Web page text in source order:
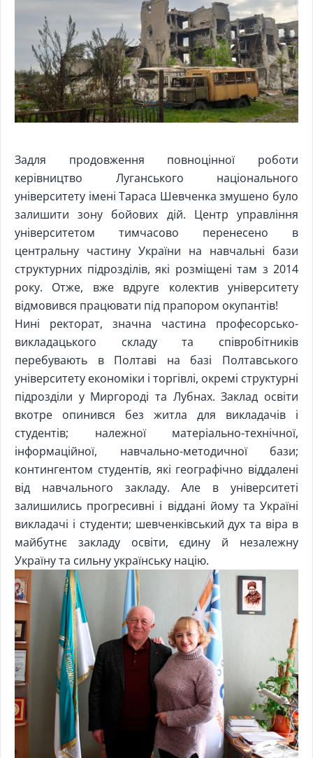
Задля продовження повноцінної роботи
керівництво Луганського національного
університету імені Тараса Шевченка змушено було
залишити зону бойових дій. Центр управління
університетом тимчасово перенесено в
центральну частину України на навчальні бази
структурних підрозділів, які розміщені там з 2014
року. Отже, вже вдруге колектив університету
відмовився працювати під прапором окупантів!
Нині ректорат, значна частина професорсько-
викладацького складу та співробітників
перебувають в Полтаві на базі Полтавського
університету економіки і торгівлі, окремі структурні
підрозділи у Миргороді та Лубнах. Заклад освіти
вкотре опинився без житла для викладачів і
студентів; належної матеріально-технічної,
інформаційної, навчально-методичної бази;
контингентом студентів, які географічно віддалені
від навчального закладу. Але в університеті
залишились прогресивні і віддані йому та Україні
викладачі і студенти; шевченківський дух та віра в
майбутнє закладу освіти, єдину й незалежну
Україну та сильну українську націю.